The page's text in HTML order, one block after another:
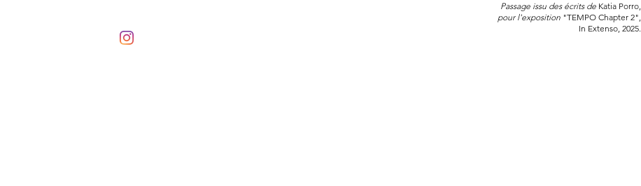
Passage issu des écrits de Katia Porro,
pour l'exposition "TEMPO Chapter 2",
In Extenso, 2025.